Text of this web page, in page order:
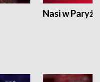
Nasi w Paryżu